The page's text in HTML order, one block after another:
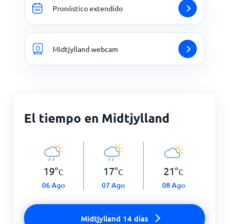
Pronóstico extendido
Midtjylland webcam
El tiempo en Midtjylland
19°C
06 Ago
17°C
07 Ago
21°C
08 Ago
Midtjylland 14 días